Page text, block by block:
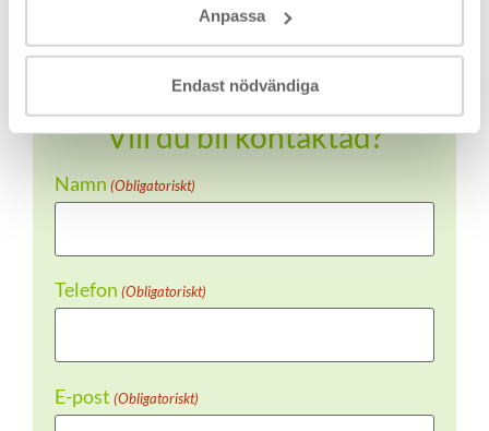
Anpassa
Endast nödvändiga
Vill du bli kontaktad?
Namn (Obligatoriskt)
Telefon (Obligatoriskt)
E-post (Obligatoriskt)